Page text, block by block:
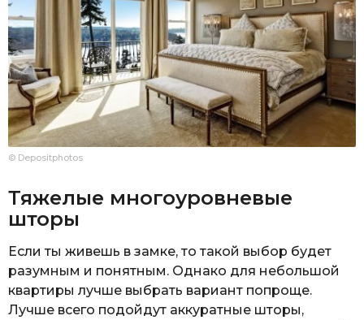
© Depositphotos
Тяжелые многоуровневые
шторы
Если ты живешь в замке, то такой выбор будет
разумным и понятным. Однако для небольшой
квартиры лучше выбрать вариант попроще.
Лучше всего подойдут аккуратные шторы,